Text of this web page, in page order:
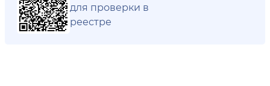
для проверки в
реестре